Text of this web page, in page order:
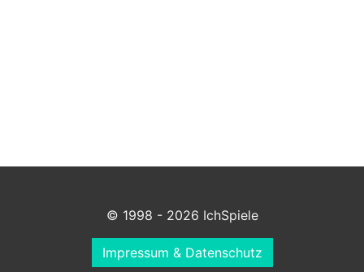
© 1998 - 2026 IchSpiele
Impressum & Datenschutz